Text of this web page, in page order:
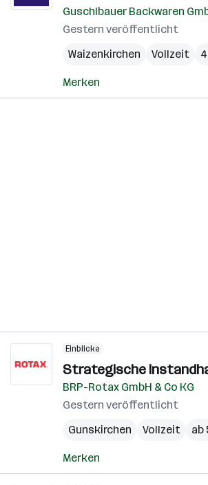
Guschlbauer Backwaren
Gestern veröffentlicht
Waizenkirchen
Vollzeit
Merken
Einblicke
Strategische
BRP-Rotax GmbH & Co KG
Gestern veröffentlicht
Gunskirchen
Vollzeit ab
Merken